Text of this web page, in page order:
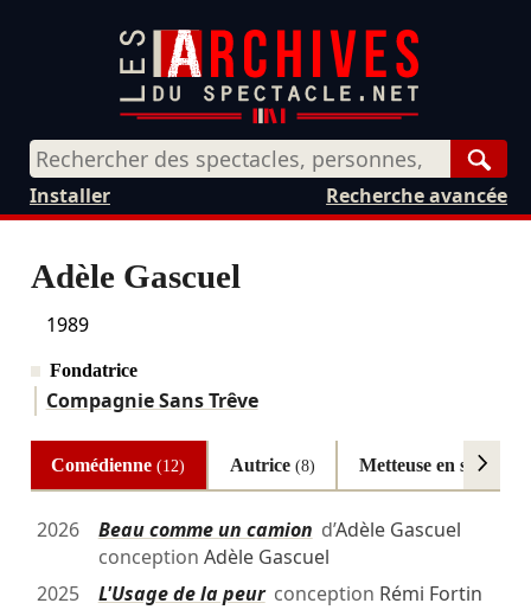
Recherche avancée
Installer
Adèle Gascuel
1989
Fondatrice
Compagnie Sans Trêve
Comédienne(12) Autrice (8) Metteuse en scène
2026 Beau comme un camion d’Adèle Gascuel
conception Adèle Gascuel
2025
L'Usage de la peurconception Rémi Fortin